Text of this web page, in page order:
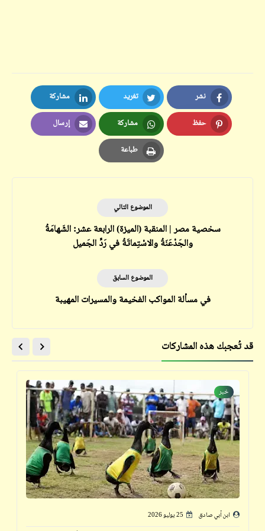
نشر
Facebook
تغريد
Twitter
مشاركة
LinkedIn
حفظ
Pinterest
مشاركة
Whatsapp
إرسال
Email
طباعة
Print
الموضوع التالي
سخصية مصر | المنقبة (الميزة) الرابعة عشر: الشَهامَةُ
والجَدْعَنَةُ والاسْتِماتَةُ في رَدِّ الجَميل
الموضوع السابق
في مسألة المواكب الفخيمة والمسيرات المهيبة
قد تُعجبك هذه المشاركات
خبر
ابن أبي صادق 25 يوليو 2026